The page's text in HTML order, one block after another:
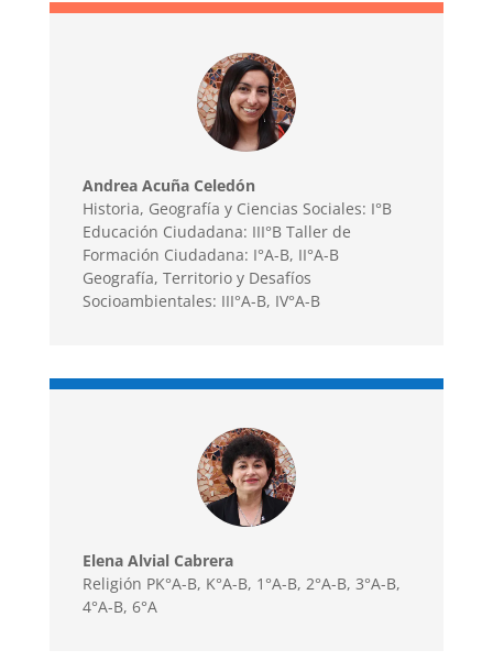
Andrea Acuña Celedón
Historia, Geografía y Ciencias Sociales: I°B
Educación Ciudadana: III°B Taller de
Formación Ciudadana: I°A-B, II°A-B
Geografía, Territorio y Desafíos
Socioambientales: III°A-B, IV°A-B
Elena Alvial Cabrera
Religión PK°A-B, K°A-B, 1°A-B, 2°A-B, 3°A-B,
4°A-B, 6°A